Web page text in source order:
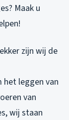
Maak u
zijn wij de
het leggen van
van
wij staan